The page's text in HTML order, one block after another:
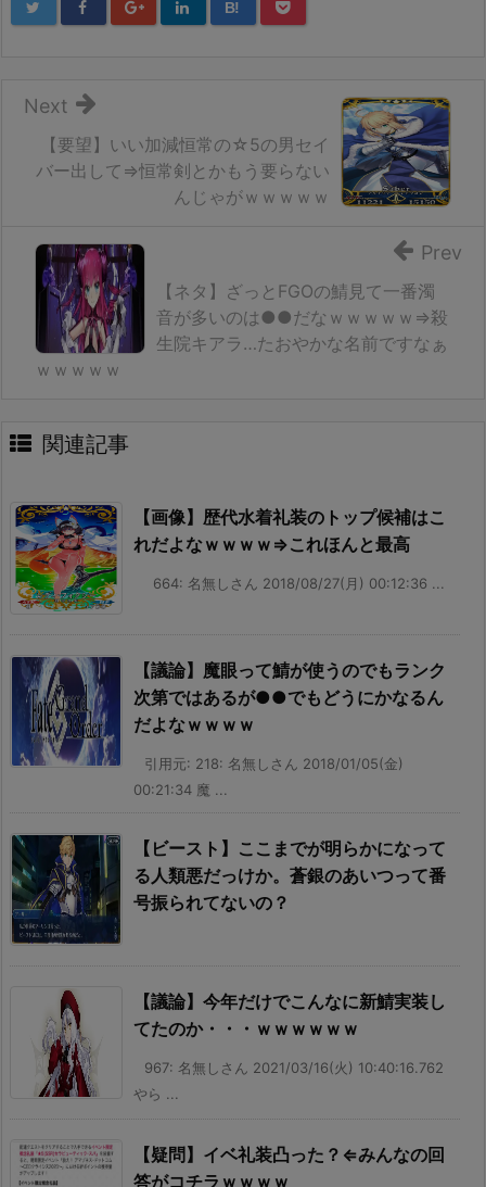
B!
【要望】いい加減恒常の☆5の男セイ
バー出して⇒恒常剣とかもう要らない
んじゃがｗｗｗｗｗ
Next
【ネタ】ざっとFGOの鯖見て一番濁
音が多いのは●●だなｗｗｗｗｗ⇒殺
生院キアラ…たおやかな名前ですなぁ
ｗｗｗｗｗ
Prev
関連記事
【画像】歴代水着礼装のトップ候補はこ
れだよなｗｗｗｗ⇒これほんと最高
664: 名無しさん 2018/08/27(月) 00:12:36 ...
【議論】魔眼って鯖が使うのでもランク
次第ではあるが●●でもどうにかなるん
だよなｗｗｗｗ
引用元: 218: 名無しさん 2018/01/05(金)
00:21:34 魔 ...
【ビースト】ここまでが明らかになって
る人類悪だっけか。蒼銀のあいつって番
号振られてないの？
【議論】今年だけでこんなに新鯖実装し
てたのか・・・ｗｗｗｗｗｗ
967: 名無しさん 2021/03/16(火) 10:40:16.762
やら ...
【疑問】イベ礼装凸った？⇐みんなの回
答がコチラｗｗｗｗ